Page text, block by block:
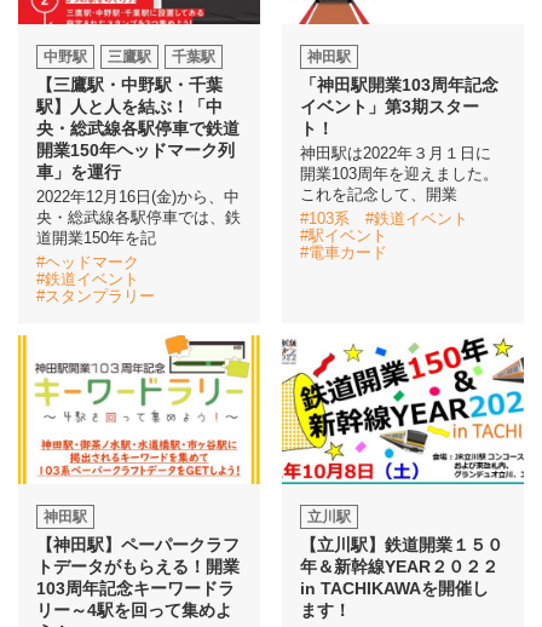
特集
連載
中央線フェス
イベント情報
おしらせ
中野駅 三鷹駅 千葉駅
【三鷹駅・中野駅・千葉
駅】人と人を結ぶ！「中
央・総武線各駅停車で鉄道
開業150年ヘッドマーク列
車」を運行
2022年12月16日(金)から、中
央・総武線各駅停車では、鉄
道開業150年を記
#ヘッドマーク
#鉄道イベント
#スタンプラリー
神田駅
「神田駅開業103周年記念
イベント」第3期スター
ト！
神田駅は2022年３月１日に
開業103周年を迎えました。
これを記念して、開業
#103系
#鉄道イベント
#駅イベント
#電車カード
神田駅
【神田駅】ペーパークラフ
トデータがもらえる！開業
103周年記念キーワードラ
リー～4駅を回って集めよ
立川駅
【立川駅】鉄道開業１５０
年＆新幹線YEAR２０２２
in TACHIKAWAを開催し
ます！